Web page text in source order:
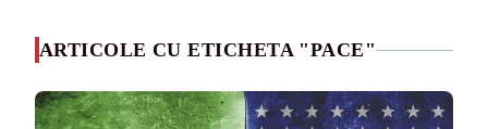
ARTICOLE CU ETICHETA "PACE"